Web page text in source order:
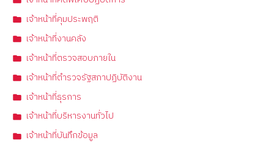
เจ้าหน้าที่คุมประพฤติ
เจ้าหน้าที่งานคลัง
เจ้าหน้าที่ตรวจสอบภายใน
เจ้าหน้าที่ตำรวจรัฐสภาปฏิบัติงาน
เจ้าหน้าที่ธุรการ
เจ้าหน้าที่บริหารงานทั่วไป
เจ้าหน้าที่บันทึกข้อมูล